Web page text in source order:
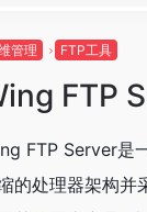
管理 FTP工具
FTP
FTP Server是
的处理器架构并